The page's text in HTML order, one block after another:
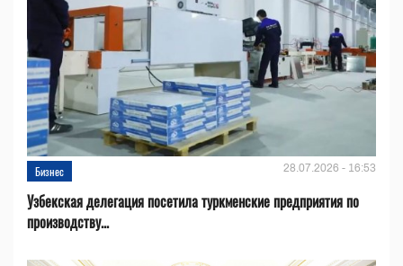
Бизнес 28.07.2026 - 16:53
Узбекская делегация посетила туркменские предприятия по
производству...